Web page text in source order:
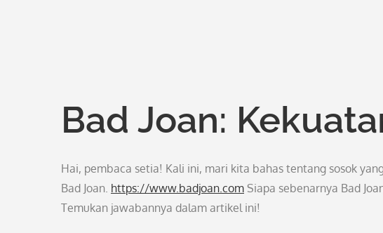
Bad Joan:
Hai, pembaca setia! Kali ini, mari kita bahas tentang sosok
Bad Joan. https://www.badjoan.com Siapa sebenarnya Bad
Temukan jawabannya dalam artikel ini!